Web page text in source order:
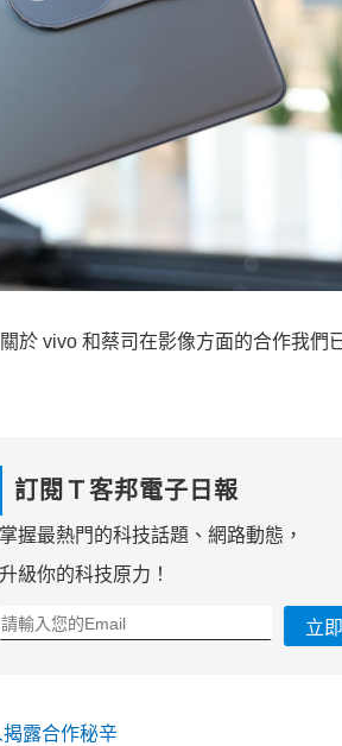
於 vivo 和蔡司在影像方面的合作我們
訂閱Ｔ客邦電子日報
掌握最熱門的科技話題、網路動態，
升級你的科技原力！
立
露合作秘辛